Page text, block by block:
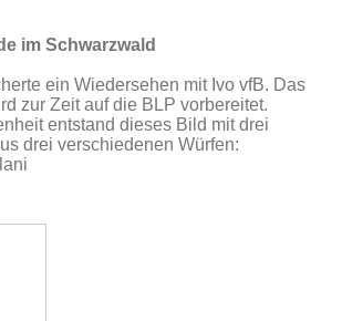
im Schwarzwald
ein Wiedersehen mit Ivo vfB. Das
zur Zeit auf die BLP vorbereitet.
entstand dieses Bild mit drei
drei verschiedenen Würfen: